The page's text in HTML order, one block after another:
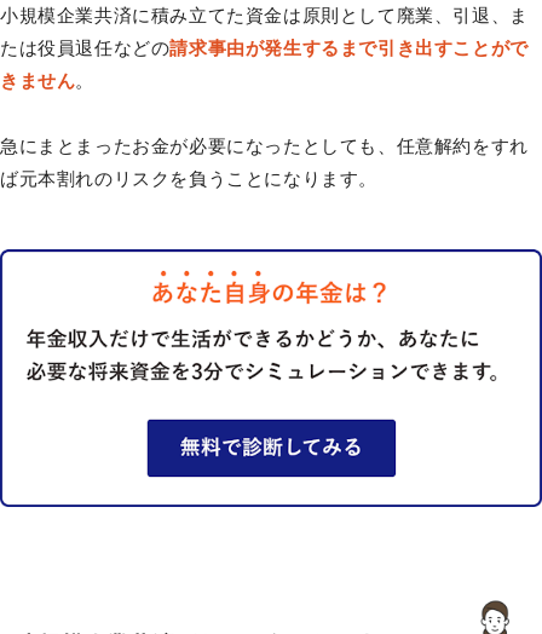
小規模企業共済に積み立てた資金は原則として廃業、引退、ま
たは役員退任などの請求事由が発生するまで引き出すことがで
きません。
急にまとまったお金が必要になったとしても、任意解約をすれ
ば元本割れのリスクを負うことになります。